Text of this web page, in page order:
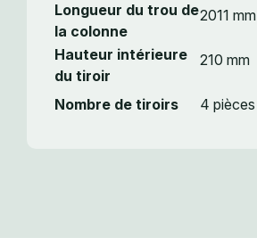
Longueur du trou de
la colonne
2011 mm
Hauteur intérieure
du tiroir
210 mm
Nombre de tiroirs 4 pièces